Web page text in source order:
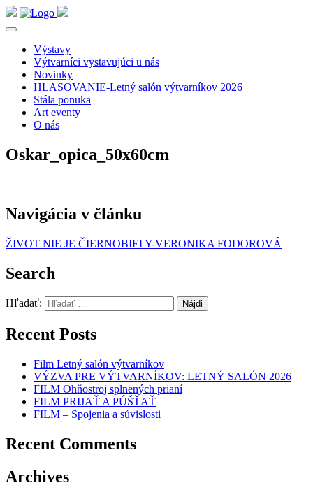
Výstavy
Výtvarníci vystavujúci u nás
Novinky
HLASOVANIE-Letný salón výtvarníkov 2026
Stála ponuka
Art eventy
O nás
Oskar_opica_50x60cm
Navigácia v článku
ŽIVOT NIE JE ČIERNOBIELY-VERONIKA FODOROVÁ
Search
Hľadať:
Recent Posts
Film Letný salón výtvarníkov
VÝZVA PRE VÝTVARNÍKOV: LETNÝ SALÓN 2026
FILM Ohňostroj splnených prianí
FILM PRIJAŤ A PÚŠŤAŤ
FILM – Spojenia a súvislosti
Recent Comments
Archives